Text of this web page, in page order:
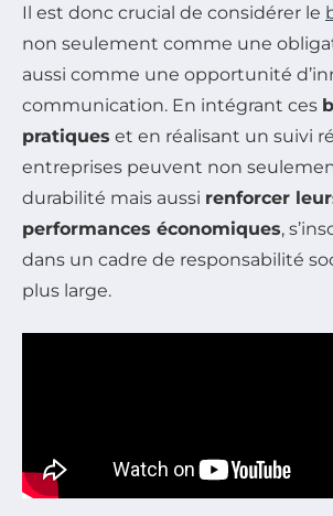
Il est donc crucial de considérer le
non seulement comme une
aussi comme une opportunité
communication. En intégrant ces
pratiques et en réalisant un suivi
entreprises peuvent non
durabilité mais aussi renforcer
performances économiques,
dans un cadre de responsabilité
plus large.